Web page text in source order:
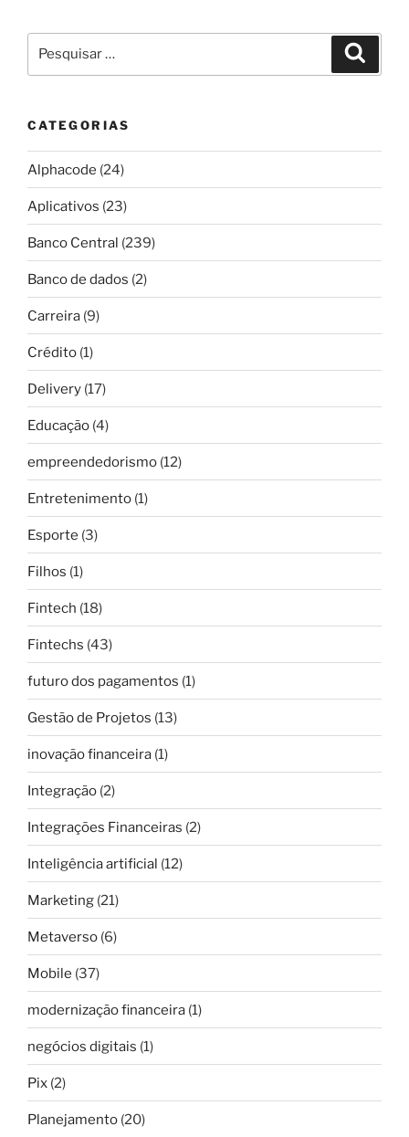
por:
CATEGORIAS
Alphacode (24)
Aplicativos (23)
Banco Central (239)
Banco de dados (2)
Carreira (9)
Crédito (1)
Delivery (17)
Educação (4)
empreendedorismo (12)
Entretenimento (1)
Esporte (3)
Filhos (1)
Fintech (18)
Fintechs (43)
futuro dos pagamentos (1)
Gestão de Projetos (13)
inovação financeira (1)
Integração (2)
Integrações Financeiras (2)
Inteligência artificial (12)
Marketing (21)
Metaverso (6)
Mobile (37)
modernização financeira (1)
negócios digitais (1)
Pix (2)
Planejamento (20)